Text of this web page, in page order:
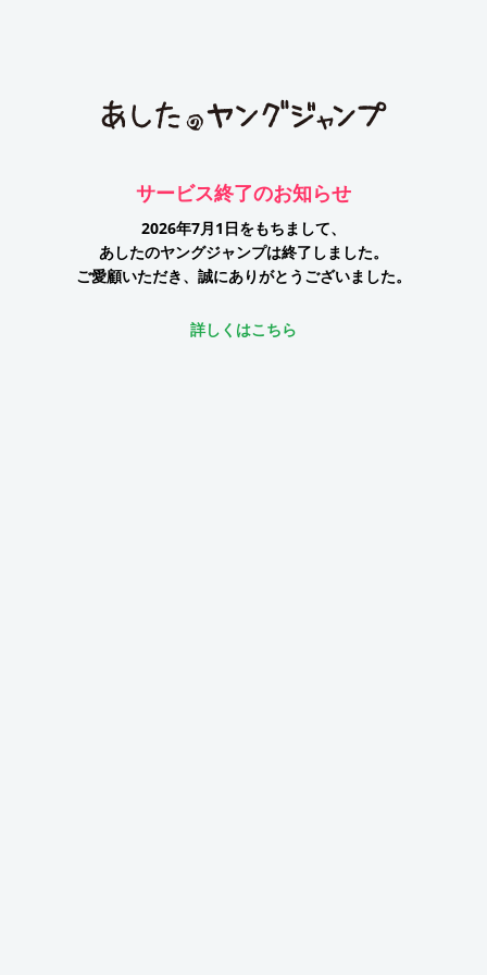
サービス終了のお知らせ
2026年7月1日をもちまして、
あしたのヤングジャンプは終了しました。
ご愛顧いただき、誠にありがとうございました。
詳しくはこちら